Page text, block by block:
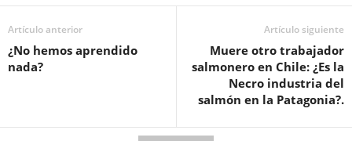
Artículo anterior
¿No hemos aprendido
nada?
Artículo siguiente
Muere otro trabajador
salmonero en Chile: ¿Es la
Necro industria del
salmón en la Patagonia?.